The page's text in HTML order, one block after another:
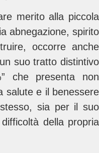
merito alla piccola
abnegazione, spirito
occorre anche
suo tratto distintivo
che presenta non
salute e il benessere
stesso, sia per il suo
della propria